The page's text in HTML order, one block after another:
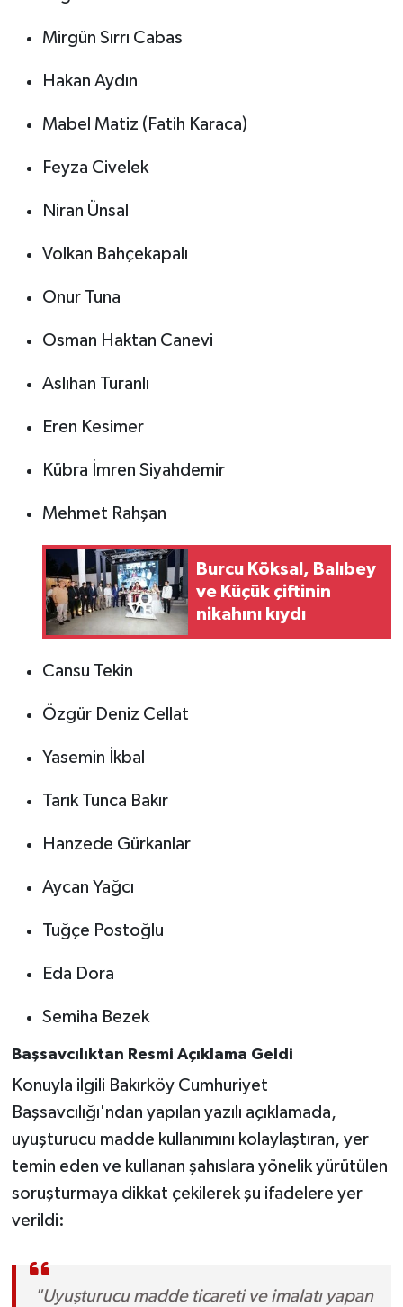
Mirgün Sırrı Cabas
Hakan Aydın
Mabel Matiz (Fatih Karaca)
Feyza Civelek
Niran Ünsal
Volkan Bahçekapalı
Onur Tuna
Osman Haktan Canevi
Aslıhan Turanlı
Eren Kesimer
Kübra İmren Siyahdemir
Mehmet Rahşan
Burcu Köksal, Balıbey
ve Küçük çiftinin
nikahını kıydı
Cansu Tekin
Özgür Deniz Cellat
Yasemin İkbal
Tarık Tunca Bakır
Hanzede Gürkanlar
Aycan Yağcı
Tuğçe Postoğlu
Eda Dora
Semiha Bezek
Başsavcılıktan Resmi Açıklama Geldi
Konuyla ilgili Bakırköy Cumhuriyet
Başsavcılığı'ndan yapılan yazılı açıklamada,
uyuşturucu madde kullanımını kolaylaştıran, yer
temin eden ve kullanan şahıslara yönelik yürütülen
soruşturmaya dikkat çekilerek şu ifadelere yer
verildi:
"Uyuşturucu madde ticareti ve imalatı yapan